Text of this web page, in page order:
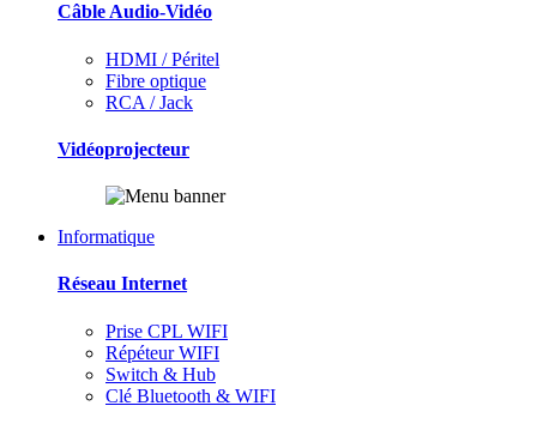
Câble Audio-Vidéo
HDMI / Péritel
Fibre optique
RCA / Jack
Vidéoprojecteur
Informatique
Réseau Internet
Prise CPL WIFI
Répéteur WIFI
Switch & Hub
Clé Bluetooth & WIFI